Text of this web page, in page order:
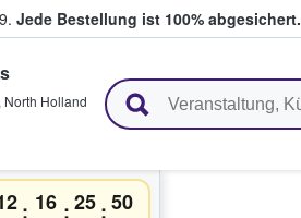
Jede Bestellung ist 100% abgesichert.
North Holland
: 16 :25 :50